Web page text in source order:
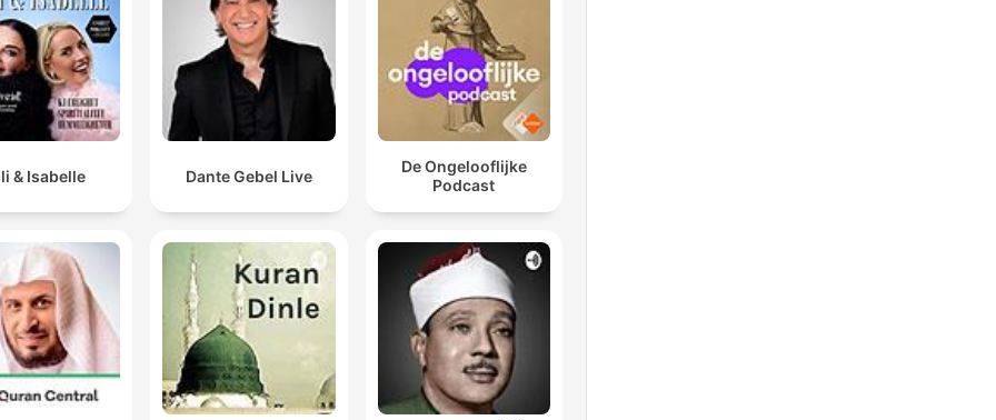
& Isabelle Dante Gebel Live
De Ongelooflijke
Podcast